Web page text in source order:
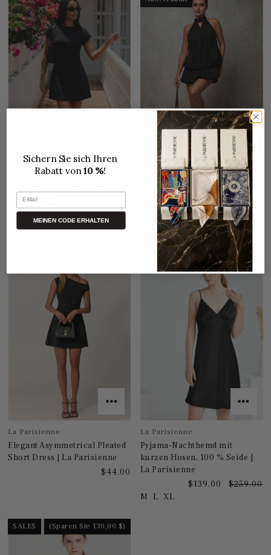
La Parisienne
Parisienne
$54.00
XS S M L 0XL-4XL
La Parisienne
Short Mini A-Line Dress mit
Rüschen und offenem Rücken
| La Parisienne
$44.00
La Parisienne
Elegant Asymmetrical Pleated
Short Dress | La Parisienne
$44.00
SALES (Sparen Sie 120,00 $)
La Parisienne
Pyjama-Nachthemd mit
kurzen Hosen, 100 % Seide |
La Parisienne
$139.00
$259.00
M
L XL
SALES (Sparen Sie 130,00 $)
Sichern Sie sich Ihren
Rabatt von10 %!
E-Mail
MEINEN CODE ERHALTEN